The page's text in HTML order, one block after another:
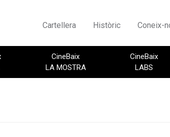
Cartellera Històric Coneix-
CineBaix
LA MOSTRA
CineBaix
LABS